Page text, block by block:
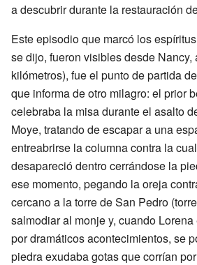
a descubrir durante la restauración
Este episodio que marcó los
se dijo, fueron visibles desde Nancy,
kilómetros), fue el punto de partida
que informa de otro milagro: el prior
celebraba la misa durante el asalto
Moye, tratando de escapar a una
entreabrirse la columna contra la
desapareció dentro cerrándose la
ese momento, pegando la oreja
cercano a la torre de San Pedro
salmodiar al monje y, cuando
por dramáticos acontecimientos, se
piedra exudaba gotas que corrían